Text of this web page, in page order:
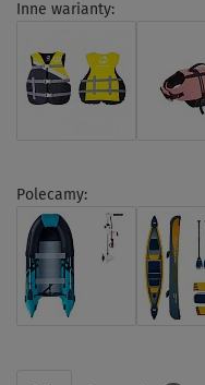
Inne warianty:
Polecamy: